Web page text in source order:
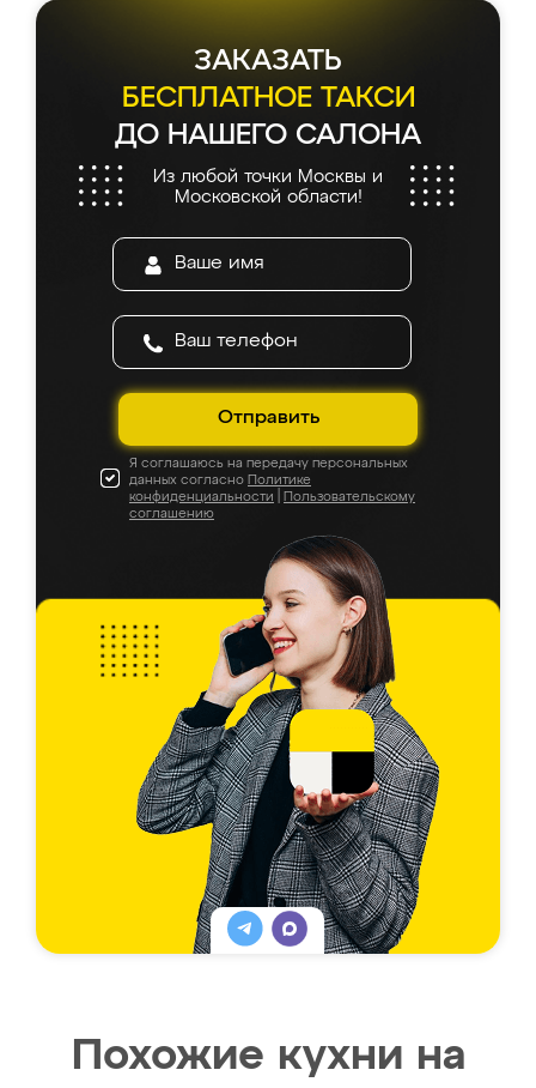
ЗАКАЗАТЬ
БЕСПЛАТНОЕ ТАКСИ
ДО НАШЕГО САЛОНА
Из любой точки Москвы и
Московской области!
Отправить
Я соглашаюсь на передачу персональных
данных согласно Политике
конфиденциальности
Пользовательскому
соглашению
Похожие кухни на